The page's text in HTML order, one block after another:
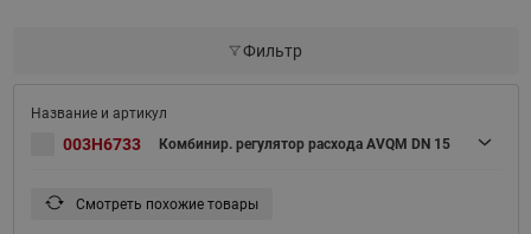
Фильтр
003H6733 Комбинир. регулятор расхода AVQM DN 15
Смотреть похожие товары